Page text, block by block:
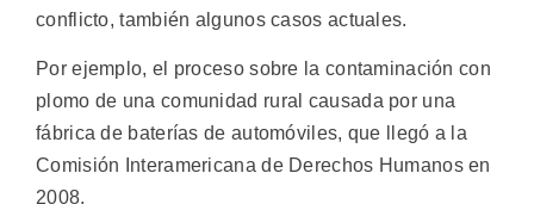
conflicto, también algunos casos actuales.
Por ejemplo, el proceso sobre la contaminación con
plomo de una comunidad rural causada por una
fábrica de baterías de automóviles, que llegó a la
Comisión Interamericana de Derechos Humanos en
2008.